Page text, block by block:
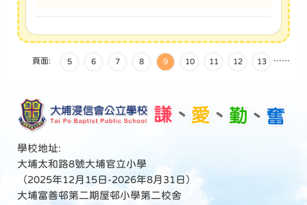
頁面: …
5 6 7 8 9 10 11 12 13 …
學校地址:
大埔太和路8號大埔官立小學
（2025年12月15日-2026年8月31日）
大埔富善邨第二期屋邨小學第二校舍